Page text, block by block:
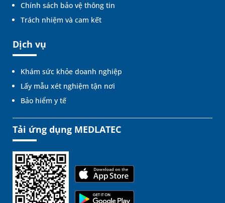
Chính sách bảo vệ thông tin
Trách nhiệm và cam kết
Dịch vụ
Khám sức khỏe doanh nghiệp
Lấy mẫu xét nghiệm tận nơi
Bảo hiểm y tế
Tải ứng dụng MEDLATEC